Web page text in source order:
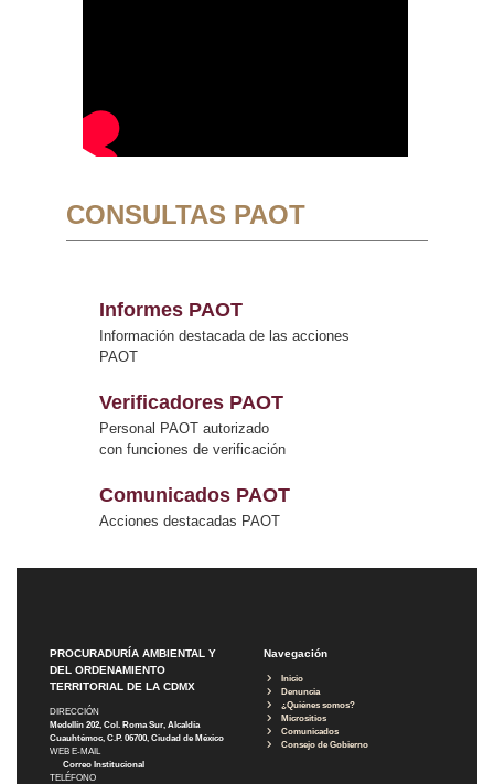
CONSULTAS PAOT
Informes PAOT
Información destacada de las acciones
PAOT
Verificadores PAOT
Personal PAOT autorizado
con funciones de verificación
Comunicados PAOT
Acciones destacadas PAOT
PROCURADURÍA AMBIENTAL Y
DEL ORDENAMIENTO
TERRITORIAL DE LA CDMX
DIRECCIÓN
Medellín 202, Col. Roma Sur, Alcaldía
Cuauhtémoc, C.P. 06700, Ciudad de México
WEB E-MAIL
Correo Institucional
TELÉFONO
Navegación
Inicio
Denuncia
¿Quiénes somos?
Micrositios
Comunicados
Consejo de Gobierno